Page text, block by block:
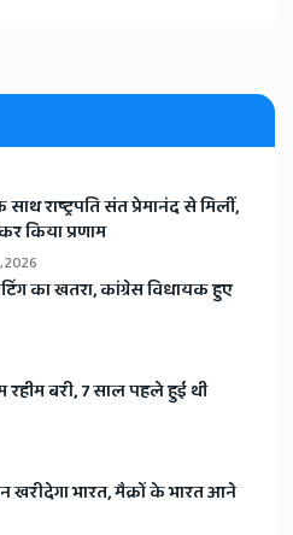
साथ राष्ट्रपति संत प्रेमानंद से मिलीं,
किया प्रणाम
2026
का खतरा, कांग्रेस विधायक हुए
रहीम बरी, 7 साल पहले हुई थी
खरीदेगा भारत, मैक्रों के भारत आने